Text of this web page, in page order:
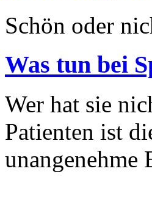
Schön oder
Was tun bei
Wer hat sie
Patienten ist
unangenehme